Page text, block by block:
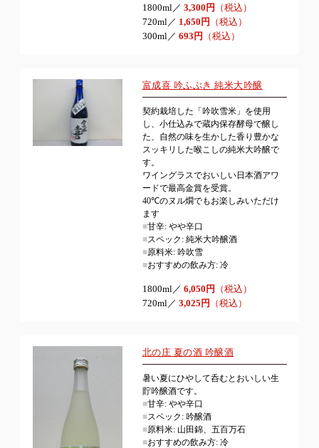
1800ml／ 3,300円 （税込）
720ml／ 1,650円 （税込）
300ml／ 693円 （税込）
富成喜 吟ふぶき 純米大吟醸
契約栽培した「吟吹雪米」を使用
し、小仕込みで蔵内保存酵母で醸し
た、自然の味を生かした香り豊かな
スッキリした喉こしの純米大吟醸で
す。
ワイングラスでおいしい日本酒アワ
ードで最高金賞を受賞。
40℃のヌル燗でもお楽しみいただけ
ます
■甘辛: やや辛口
■スペック: 純米大吟醸酒
■原料米: 吟吹雪
■おすすめの飲み方: 冷
1800ml／ 6,050円 （税込）
720ml／ 3,025円 （税込）
北の庄 夏の酒 吟醸酒
暑い夏にひやして呑むとおいしい生
貯吟醸酒です。
■甘辛: やや辛口
■スペック: 吟醸酒
■原料米: 山田錦、五百万石
■おすすめの飲み方: 冷